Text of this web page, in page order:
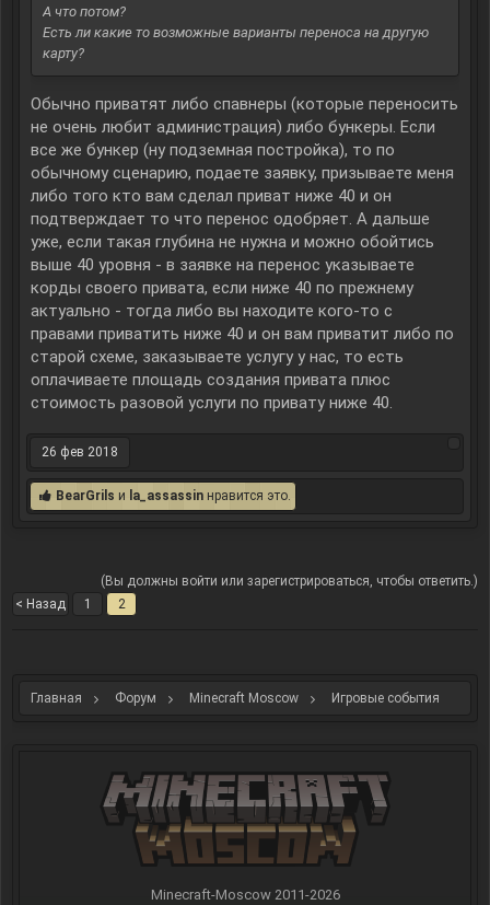
А что потом?
Есть ли какие то возможные варианты переноса на другую
карту?
Обычно приватят либо спавнеры (которые переносить
не очень любит администрация) либо бункеры. Если
все же бункер (ну подземная постройка), то по
обычному сценарию, подаете заявку, призываете меня
либо того кто вам сделал приват ниже 40 и он
подтверждает то что перенос одобряет. А дальше
уже, если такая глубина не нужна и можно обойтись
выше 40 уровня - в заявке на перенос указываете
корды своего привата, если ниже 40 по прежнему
актуально - тогда либо вы находите кого-то с
правами приватить ниже 40 и он вам приватит либо по
старой схеме, заказываете услугу у нас, то есть
оплачиваете площадь создания привата плюс
стоимость разовой услуги по привату ниже 40.
26 фев 2018
BearGrils и la_assassin нравится это.
(Вы должны войти или зарегистрироваться, чтобы ответить.)
< Назад
1 2
Главная Форум Minecraft Moscow Игровые события
Minecraft-Moscow 2011-2026